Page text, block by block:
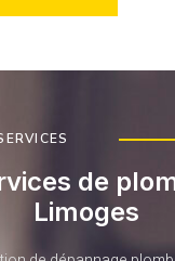
de
Limoges